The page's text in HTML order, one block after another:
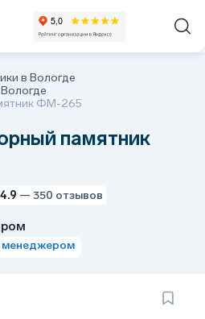
в Вологде
ФМ-265
памятник
4.9 — 350 отзывов
менеджером